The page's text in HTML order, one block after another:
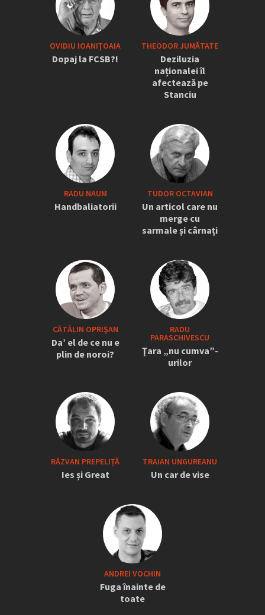
OVIDIU IOANIŢOAIA
Dopaj la FCSB?!
THEODOR JUMĂTATE
Deziluzia
naționalei îl
afectează pe
Stanciu
RADU NAUM
Handbaliatorii
TUDOR OCTAVIAN
Un articol care nu
merge cu
sarmale și cârnați
CĂTĂLIN OPRIŞAN
Da’ el de ce nu e
plin de noroi?
RADU
PARASCHIVESCU
Ţara „nu cumva”-
urilor
RĂZVAN PREPELIȚĂ
Ies și Great
TRAIAN UNGUREANU
Un car de vise
ANDREI VOCHIN
Fuga înainte de
toate